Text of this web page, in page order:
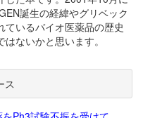
誕生の経緯やグリベック
いるバイオ医薬品の歴史
ないかと思います。
ス